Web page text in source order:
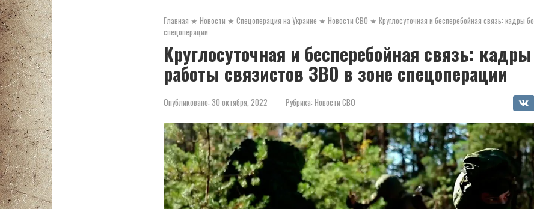
Главная ★ Новости ★ Спецоперация на Украине ★ Новости СВО ★ Круглосуточная и бесперебойная связь: кадры
спецоперации
Круглосуточная и бесперебойная связь:
работы связистов ЗВО в зоне спецоперации
Опубликовано: 30 октября, 2022 Рубрика: Новости СВО